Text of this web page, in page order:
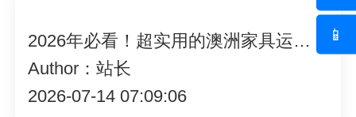
📱
2026年必看！超实用的澳洲家具运输经验大分享，不容错过！
Author：站长
2026-07-14 07:09:06